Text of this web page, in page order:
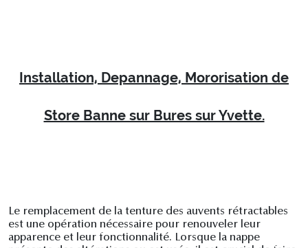
Installation, Depannage, Mororisation de
Store Banne sur Bures sur Yvette.
Le remplacement de la tenture des auvents rétractables
est une opération nécessaire pour renouveler leur
apparence et leur fonctionnalité. Lorsque la nappe